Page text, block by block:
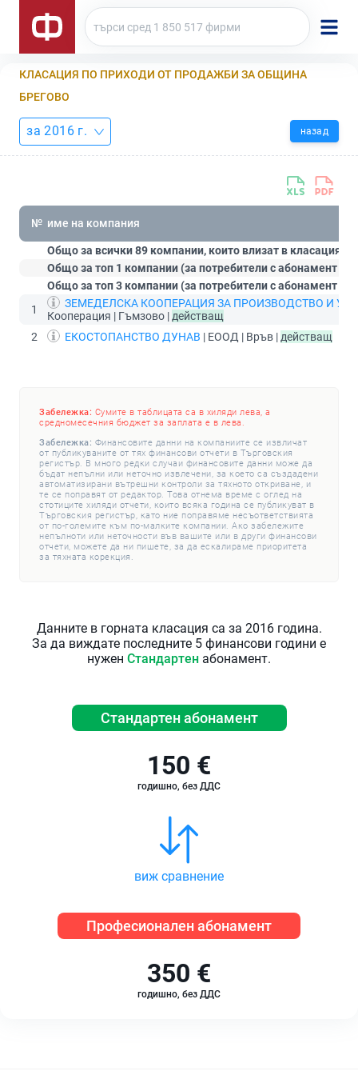
КЛАСАЦИЯ ПО ПРИХОДИ ОТ ПРОДАЖБИ ЗА ОБЩИНА
БРЕГОВО
за 2016 г. назад
№ име на компания
Общо за всички 89 компании, които влизат в класацията:
Общо за топ 1 компании (за потребители с абонамент
Общо за топ 3 компании (за потребители с абонамент
1
ЗЕМЕДЕЛСКА КООПЕРАЦИЯ ЗА ПРОИЗВОДСТВО И
Кооперация | Гъмзово | действащ
2
ЕКОСТОПАНСТВО ДУНАВ | ЕООД | Връв | действащ
Забележка: Сумите в таблицата са в хиляди лева, а
средномесечния бюджет за заплата е в лева.
Забележка: Финансовите данни на компаниите се извличат
от публикуваните от тях финансови отчети в Търговския
регистър. В много редки случаи финансовите данни може да
бъдат непълни или неточно извлечени, за което са създадени
автоматизирани вътрешни контроли за тяхното откриване, и
те се поправят от редактор. Това отнема време с оглед на
стотиците хиляди отчети, които всяка година се публикуват в
Търговския регистър, като ние поправяме несъответствията
от по-големите към по-малките компании. Ако забележите
непълноти или неточности във вашите или в други финансови
отчети, можете да ни пишете, за да ескалираме приоритета
за тяхната корекция.
Данните в горната класация са за 2016 година.
За да виждате последните 5 финансови години е
нужен Стандартен абонамент.
Стандартен абонамент
150 €
годишно, без ДДС
виж сравнение
Професионален абонамент
350 €
годишно, без ДДС